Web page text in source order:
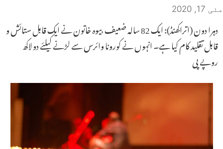
مئی 17, 2020
دہرا دون (اتراکھنڈ): ایک 82 سالہ ضعیف بیوہ خاتون نے ایک قابل ستائش و
قابل تقلید کام کیا ہے۔ انہوں نے کورونا وائرس سے لڑنے کیلئے دو لاکھ
روپے پی